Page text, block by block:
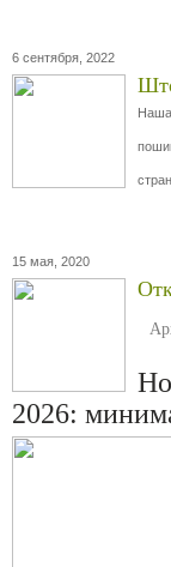
6 сентября, 2022
Наша
стран.
15 мая, 2020
2026: